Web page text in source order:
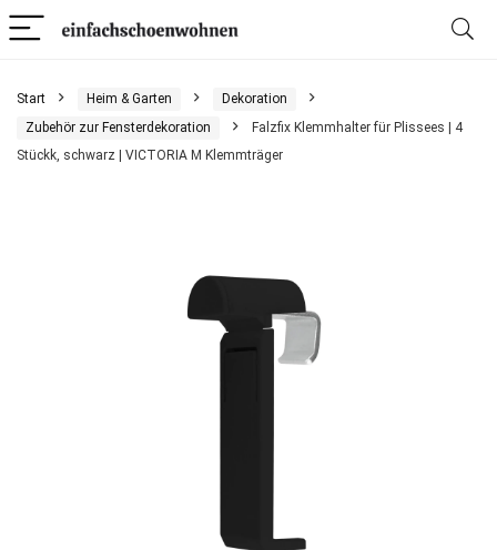
Start Heim & Garten
Dekoration
Zubehör zur Fensterdekoration
Falzfix Klemmhalter für Plissees | 4
Stückk, schwarz | VICTORIA M Klemmträger